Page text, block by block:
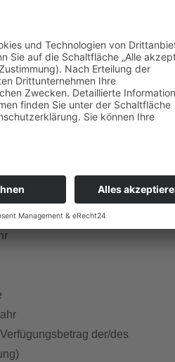
und der Beschlussfähigkeit
der JHV vom 19.04.2018
und Kassierer)
des Versammlungsleiters
der/des